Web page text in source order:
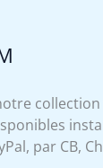
par CB,